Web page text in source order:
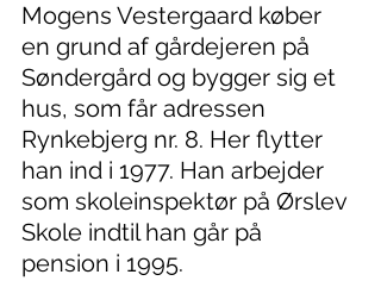
Mogens Vestergaard køber
en grund af gårdejeren på
Søndergård og bygger sig et
hus, som får adressen
Rynkebjerg nr. 8. Her flytter
han ind i 1977. Han arbejder
som skoleinspektør på Ørslev
Skole indtil han går på
pension i 1995.